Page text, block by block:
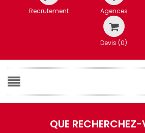
Recrutement Agences
Devis (0)
QUE